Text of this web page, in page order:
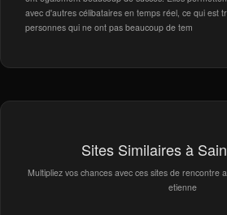
avec d'autres célibataires en temps réel, ce qui est
personnes qui ne ont pas beaucoup de tem
Sites Similaires à
Multipliez vos chances avec ces sites de rencontre
etienne